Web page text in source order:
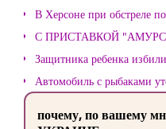
В Херсоне при обстреле
С ПРИСТАВКОЙ
Защитника ребенка
Автомобиль с рыбаками
почему, по вашему